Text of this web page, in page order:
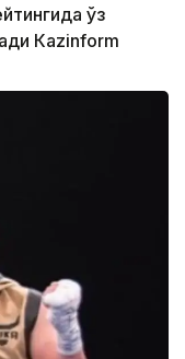
ўз
Кazinform